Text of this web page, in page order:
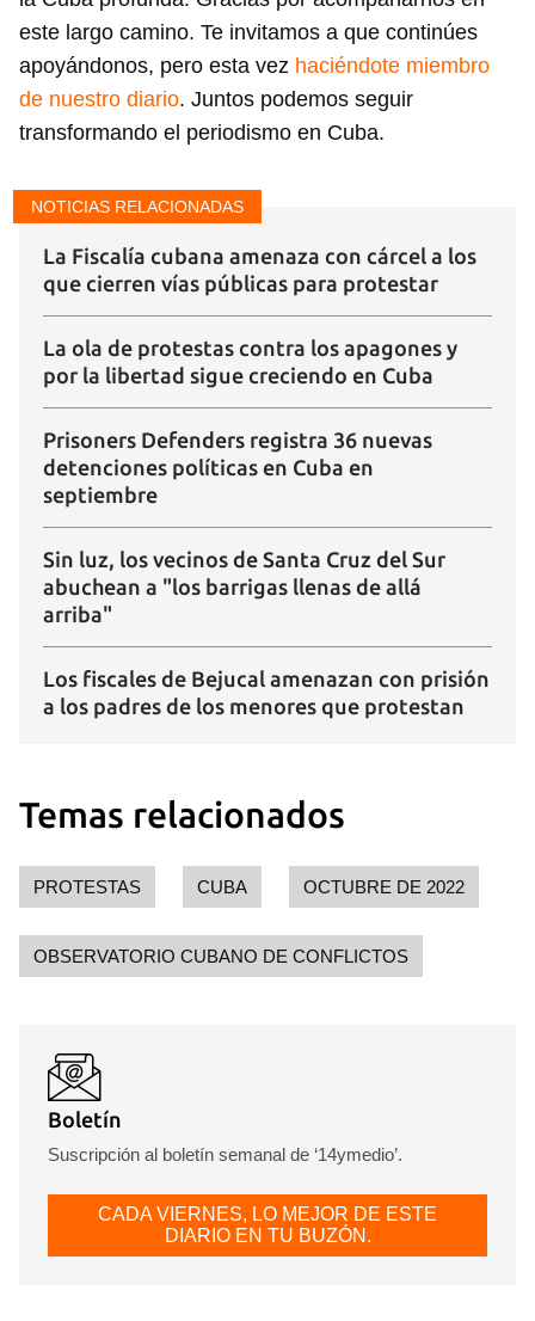
Guardar como favorito
Para poder guardar como favorito, primero has de
iniciar sesión con tu cuenta de 14ymedio.
INICIAR SESIÓN
este largo camino. Te invitamos a que continúes
apoyándonos, pero esta vez haciéndote miembro
de nuestro diario. Juntos podemos seguir
transformando el periodismo en Cuba.
NOTICIAS RELACIONADAS
La Fiscalía cubana amenaza con cárcel a los
que cierren vías públicas para protestar
La ola de protestas contra los apagones y
por la libertad sigue creciendo en Cuba
Prisoners Defenders registra 36 nuevas
detenciones políticas en Cuba en
septiembre
Sin luz, los vecinos de Santa Cruz del Sur
abuchean a "los barrigas llenas de allá
arriba"
Los fiscales de Bejucal amenazan con prisión
a los padres de los menores que protestan
Temas relacionados
PROTESTAS CUBA OCTUBRE DE 2022
OBSERVATORIO CUBANO DE CONFLICTOS
Boletín
Suscripción al boletín semanal de ‘14ymedio’.
CADA VIERNES, LO MEJOR DE ESTE
DIARIO EN TU BUZÓN.